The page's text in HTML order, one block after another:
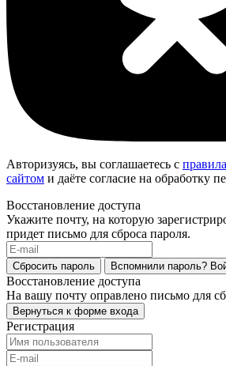
Авторизуясь, вы соглашаетесь с
сайтом и даёте согласие на обработку
Восстановление доступа
Укажите почту, на которую
придет письмо для сброса пароля.
Сбросить пароль Вспомнили пароль?
Восстановление доступа
На вашу почту оправлено письмо для
Вернуться к форме входа
Регистрация